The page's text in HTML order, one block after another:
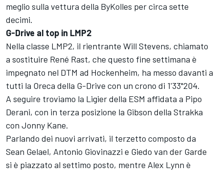
meglio sulla vettura della ByKolles per circa sette
decimi.
G-Drive al top in LMP2
Nella classe LMP2, il rientrante Will Stevens, chiamato
a sostituire René Rast, che questo fine settimana è
impegnato nel DTM ad Hockenheim, ha messo davanti a
tutti la Oreca della G-Drive con un crono di 1'33"204.
A seguire troviamo la Ligier della ESM affidata a Pipo
Derani, con in terza posizione la Gibson della Strakka
con Jonny Kane.
Parlando dei nuovi arrivati, il terzetto composto da
Sean Gelael, Antonio Giovinazzi e Giedo van der Garde
si è piazzato al settimo posto, mentre Alex Lynn è